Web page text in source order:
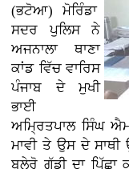
(ਭਟੋਆ)ਮੋਰਿੰਡਾ
ਸਦਰ ਪੁਲਿਸ ਨੇ
ਅਜਨਾਲਾ ਥਾਣਾ
ਕਾਂਡ ਵਿੱਚ ਵਾਰਿਸ
ਪੰਜਾਬ ਦੇ ਮੁਖੀ
ਭਾਈ
ਅਮ੍ਰਿਤਪਾਲ ਸਿੰਘ
ਮਾਵੀ ਤੇ ਉਸ ਦੇ
ਬਲੇਰੋ ਗੱਡੀ ਦਾ